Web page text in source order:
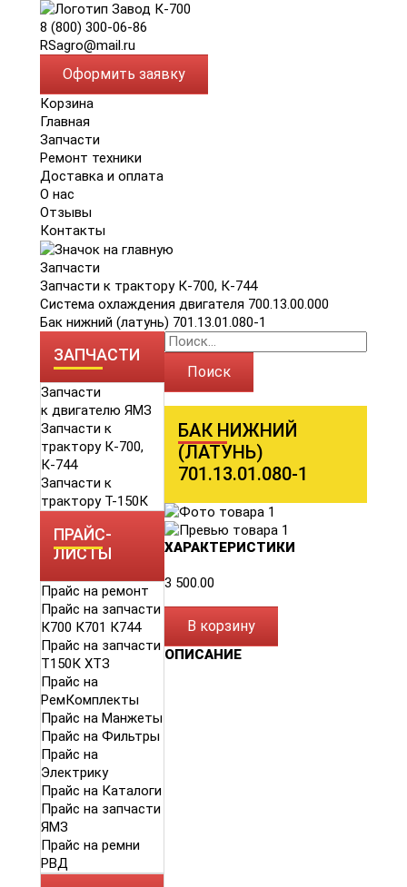
8 (800) 300-06-86
RSagro@mail.ru
Оформить заявку
Корзина
Главная
Запчасти
Ремонт техники
Доставка и оплата
О нас
Отзывы
Контакты
Запчасти
Запчасти к трактору К-700, К-744
Система охлаждения двигателя 700.13.00.000
Бак нижний (латунь) 701.13.01.080-1
ЗАПЧАСТИ
Запчасти
к двигателю ЯМЗ
Запчасти к
трактору К-700,
К-744
Запчасти к
трактору Т-150К
ПРАЙС-
ЛИСТЫ
Прайс на ремонт
Прайс на запчасти
К700 К701 К744
Прайс на запчасти
Т150К ХТЗ
Прайс на
РемКомплекты
Прайс на Манжеты
Прайс на Фильтры
Прайс на
Электрику
Прайс на Каталоги
Прайс на запчасти
ЯМЗ
Прайс на ремни
РВД
Поиск
БАК НИЖНИЙ
(ЛАТУНЬ)
701.13.01.080-1
ХАРАКТЕРИСТИКИ
3 500.00
В корзину
ОПИСАНИЕ